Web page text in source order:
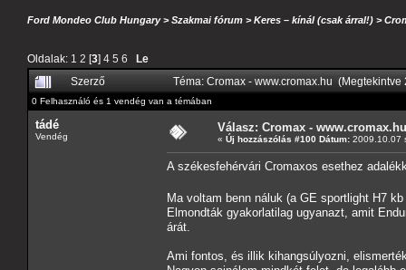
Ford Mondeo Club Hungary>Szakmai fórum >Keres – kínál (csak árral!) >
Oldalak: 1 2 [3] 4 5 6
Le
Szerző
Téma: Cromax - www.cromax.hu
0 Felhasználó és 1 vendég van a témában
tádé
Vendég
Válasz: Cromax - www.cromax.hu
« Új hozzászólás #100 Dátum: 2009.10.07
A székesfehérvári Cromaxos esethez
Ma voltam benn náluk (a GE sportlight H7
Elmondták gyakorlatilag ugyanazt, amit
árát.
Ami fontos, és illik kihangsúlyozni,